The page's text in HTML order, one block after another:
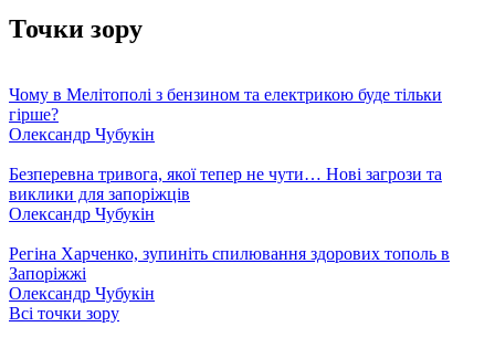
Точки зору
Чому в Мелітополі з бензином та електрикою буде тільки
гірше?
Олександр Чубукін
Безперевна тривога, якої тепер не чути… Нові загрози та
виклики для запоріжців
Олександр Чубукін
Регіна Харченко, зупиніть спилювання здорових тополь в
Запоріжжі
Олександр Чубукін
Всі точки зору